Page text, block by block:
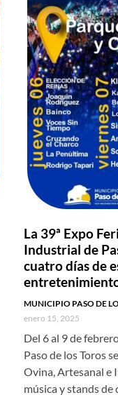
La 39ª Expo
Industrial de
cuatro días de
enero 15, 2025
MUNICIPIO PASO DE
Del 6 al 9 de
Paso de los Toros
Ovina, Artesanal e
música y stands